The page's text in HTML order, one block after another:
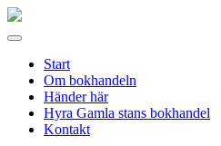
Gamla
Meny
Start
Om bokhandeln
Händer här
Hyra Gamla stans bokhandel
Kontakt